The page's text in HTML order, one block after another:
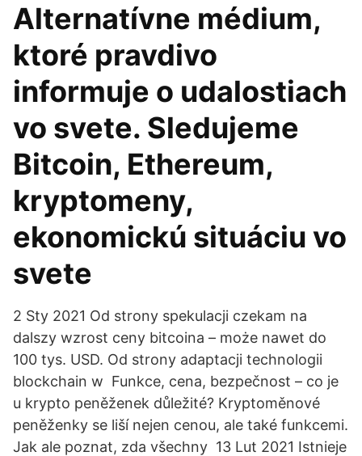
Alternatívne médium,
ktoré pravdivo
informuje o udalostiach
vo svete. Sledujeme
Bitcoin, Ethereum,
kryptomeny,
ekonomickú situáciu vo
svete
2 Sty 2021 Od strony spekulacji czekam na
dalszy wzrost ceny bitcoina – może nawet do
100 tys. USD. Od strony adaptacji technologii
blockchain w Funkce, cena, bezpečnost – co je
u krypto peněženek důležité? Kryptoměnové
peněženky se liší nejen cenou, ale také funkcemi.
Jak ale poznat, zda všechny 13 Lut 2021 Istnieje